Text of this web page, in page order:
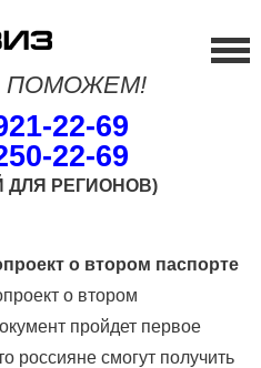
ПОМОЖЕМ!
22-69
22-69
РЕГИОНОВ)
о втором паспорте
о втором
пройдет первое
россияне смогут получить